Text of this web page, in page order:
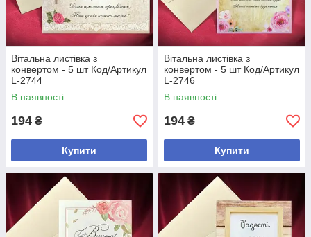
Вітальна листівка з
конвертом - 5 шт Код/Артикул
L-2744
В наявності
194 ₴
Купити
Вітальна листівка з
конвертом - 5 шт Код/Артикул
L-2746
В наявності
194 ₴
Купити